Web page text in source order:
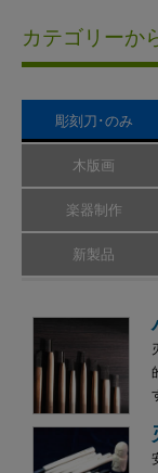
カテゴリーか
彫刻刀･のみ
木版画
楽器制作
新製品